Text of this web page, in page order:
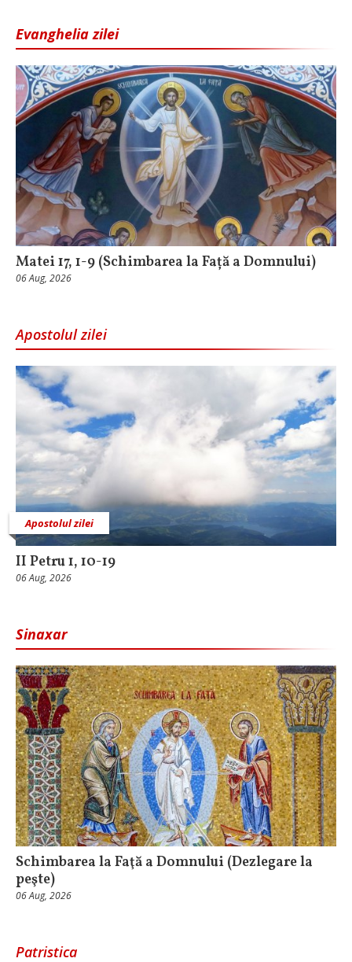
Evanghelia zilei
Matei 17, 1-9 (Schimbarea la Față a Domnului)
06 Aug, 2026
Apostolul zilei
Apostolul zilei
II Petru 1, 10-19
06 Aug, 2026
Sinaxar
Schimbarea la Faţă a Domnului (Dezlegare la
peşte)
06 Aug, 2026
Patristica